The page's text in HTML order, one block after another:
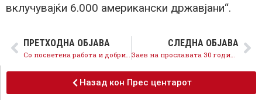
вклучувајќи 6.000 американски државјани“.
ПРЕТХОДНА ОБЈАВА
Со посветена работа и добри економски политики до подобар животен стандард
СЛЕДНА ОБЈАВА
Заев на прославата 30 години независност: Денес Република Северна Македонија е позитивен пример и модел што другите сакаат да го следат
Назад кон Прес центарот